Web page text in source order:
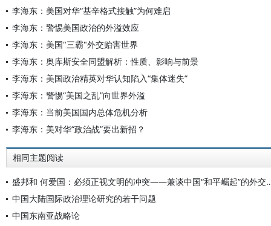
李海东：美国对华“基辛格式接触”为何难启
李海东：警惕美国政治的外溢效应
李海东：美国"三霸"外交贻害世界
李海东：奥库斯安全同盟解析：性质、影响与前景
李海东：美国政治精英对华认知陷入“集体迷失”
李海东：警惕“美国之乱”向世界外溢
李海东：当前美国国内总体危机分析
李海东：美对华“政治战”要出新招？
相同主题阅读
盛邦和 何爱国：必须正视文
中国大陆国际政治理论研究的若干问题
中国东南亚战略论